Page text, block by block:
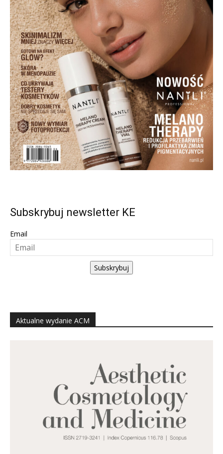
Subskrybuj newsletter KE
Email
Subskrybuj
Aktualne wydanie ACM